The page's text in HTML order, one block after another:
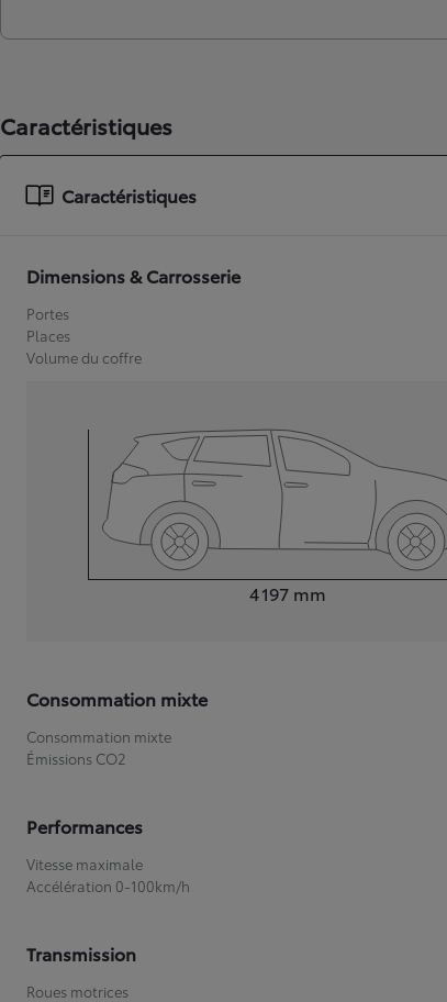
Caractéristiques
Caractéristiques
Dimensions & Carrosserie
Portes
Places
Volume du coffre
4 197 mm
Consommation mixte
Consommation mixte
Émissions CO2
Performances
Vitesse maximale
Accélération 0-100km/h
Transmission
Roues motrices